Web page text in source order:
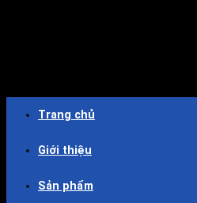
Trang chủ
Giới thiệu
Sản phẩm